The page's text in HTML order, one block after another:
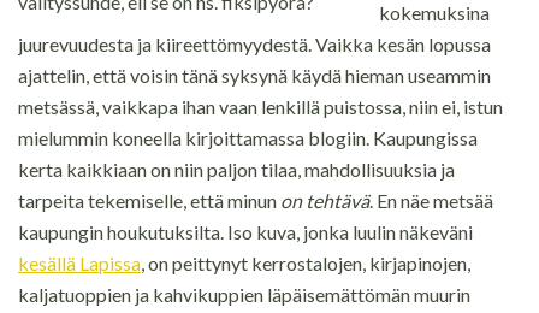
kokemuksina
juurevuudesta ja kiireettömyydestä. Vaikka kesän lopussa
ajattelin, että voisin tänä syksynä käydä hieman useammin
metsässä, vaikkapa ihan vaan lenkillä puistossa, niin ei, istun
mielummin koneella kirjoittamassa blogiin. Kaupungissa
kerta kaikkiaan on niin paljon tilaa, mahdollisuuksia ja
tarpeita tekemiselle, että minun on tehtävä. En näe metsää
kaupungin houkutuksilta. Iso kuva, jonka luulin näkeväni
kesällä Lapissa, on peittynyt kerrostalojen, kirjapinojen,
kaljatuoppien ja kahvikuppien läpäisemättömän muurin